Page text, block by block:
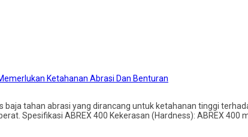
Ketahanan Abrasi Dan Benturan
baja tahan abrasi yang dirancang untuk ketahanan tinggi
Spesifikasi ABREX 400 Kekerasan (Hardness): ABREX